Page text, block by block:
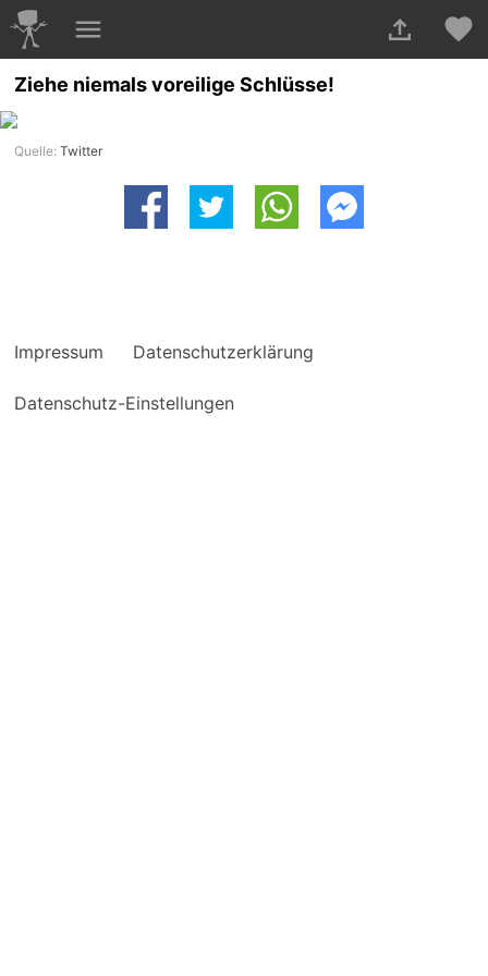
Ziehe niemals voreilige Schlüsse!
Quelle:Twitter
Impressum Datenschutzerklärung
Datenschutz-Einstellungen